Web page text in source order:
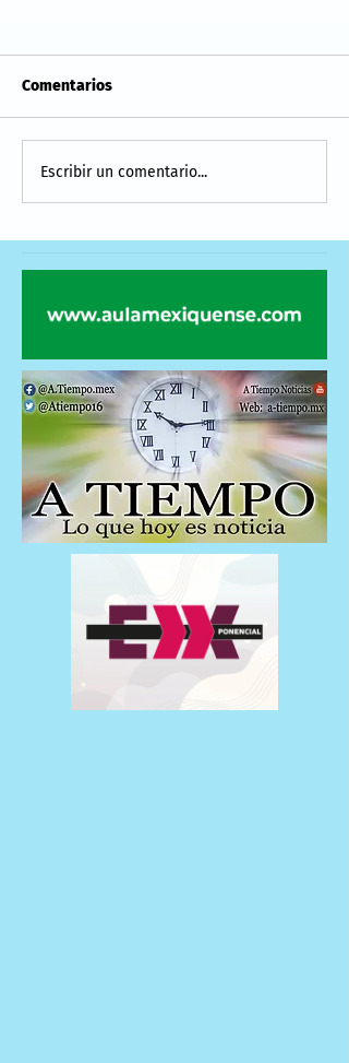
Comentarios
Escribir un comentario...